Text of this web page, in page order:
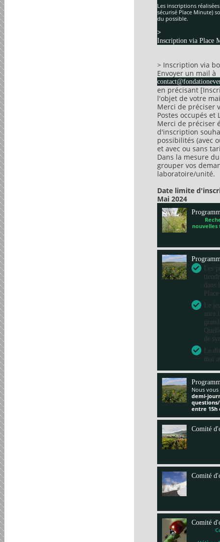
Les inscriptions
sécurisé Place Minute)
du possible.
>
Inscription via Place
> Inscription via
Envoyer un mail à
en précisant
l'objet de votre
Merci de préciser
Postes occupés et
Merci de préciser
d'inscription
possibilités (avec
et avec ou sans
Dans la mesure
grouper vos
laboratoire/unité.
Date limite
Mai 2024
nouvelles
Les
dans
Le
aura
de
Le
mai
Nous
demi-
entre 15h
Comité
Comité
Comité